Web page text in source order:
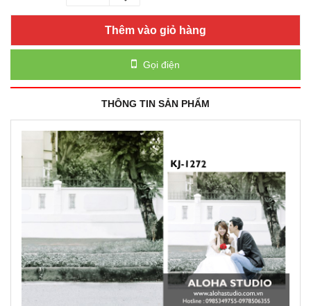
Thêm vào giỏ hàng
Gọi điện
THÔNG TIN SẢN PHẨM